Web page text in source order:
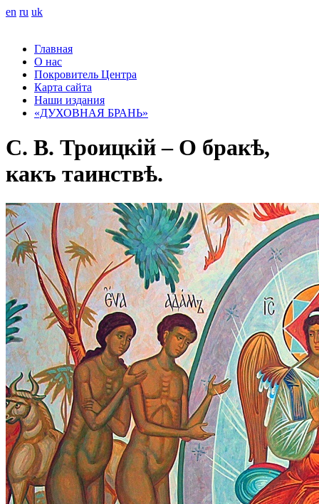
en ru uk
Главная
О нас
Покровитель Центра
Карта сайта
Наши издания
«ДУХОВНАЯ БРАНЬ»
С. В. Троицкій – О бракѣ,
какъ таинствѣ.